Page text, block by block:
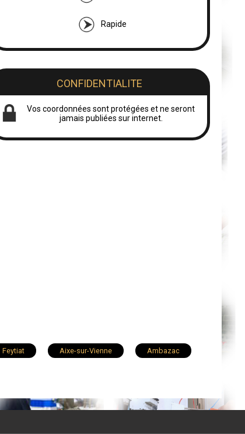
Rapide
CONFIDENTIALITE
Vos coordonnées sont protégées et ne seront
jamais publiées sur internet.
Feytiat Aixe-sur-Vienne Ambazac
sur-Glane Eymoutiers Le Vigen